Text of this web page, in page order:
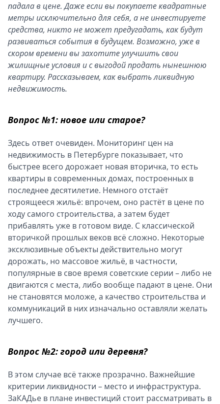
падала в цене. Даже если вы покупаете квадратные
метры исключительно для себя, а не инвестируете
средства, никто не может предугадать, как будут
развиваться события в будущем. Возможно, уже в
скором времени вы захотите улучшить свои
жилищные условия и с выгодой продать нынешнюю
квартиру. Рассказываем, как выбрать ликвидную
недвижимость.
Вопрос №1: новое или старое?
Здесь ответ очевиден. Мониторинг цен на
недвижимость в Петербурге показывает, что
быстрее всего дорожает новая вторичка, то есть
квартиры в современных домах, построенных в
последнее десятилетие. Немного отстаёт
строящееся жильё: впрочем, оно растёт в цене по
ходу самого строительства, а затем будет
прибавлять уже в готовом виде. С классической
вторичкой прошлых веков всё сложно. Некоторые
эксклюзивные объекты действительно могут
дорожать, но массовое жильё, в частности,
популярные в свое время советские серии – либо не
двигаются с места, либо вообще падают в цене. Они
не становятся моложе, а качество строительства и
коммуникаций в них изначально оставляли желать
лучшего.
Вопрос №2: город или деревня?
В этом случае всё также прозрачно. Важнейшие
критерии ликвидности – место и инфраструктура.
ЗаКАДье в плане инвестиций стоит рассматривать в